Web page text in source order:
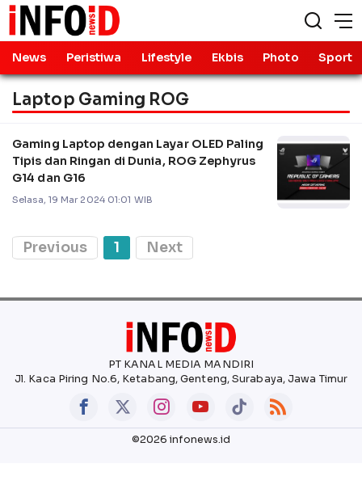
News Peristiwa Lifestyle Ekbis Photo Sport
Laptop Gaming ROG
Gaming Laptop dengan Layar OLED Paling
Tipis dan Ringan di Dunia, ROG Zephyrus
G14 dan G16
Selasa, 19 Mar 2024 01:01 WIB
Previous 1 Next
PT KANAL MEDIA MANDIRI
Jl. Kaca Piring No.6, Ketabang, Genteng, Surabaya, Jawa Timur
©2026 infonews.id